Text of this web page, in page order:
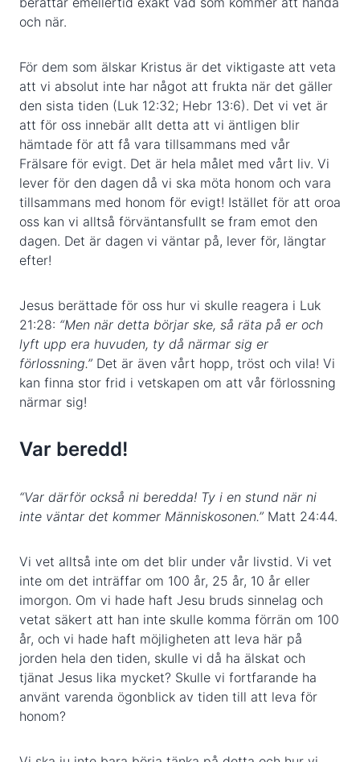
och när.
För dem som älskar Kristus är det viktigaste att veta
att vi absolut inte har något att frukta när det gäller
den sista tiden (Luk 12:32; Hebr 13:6). Det vi vet är
att för oss innebär allt detta att vi äntligen blir
hämtade för att få vara tillsammans med vår
Frälsare för evigt. Det är hela målet med vårt liv. Vi
lever för den dagen då vi ska möta honom och vara
tillsammans med honom för evigt! Istället för att oroa
oss kan vi alltså förväntansfullt se fram emot den
dagen. Det är dagen vi väntar på, lever för, längtar
efter!
Jesus berättade för oss hur vi skulle reagera i Luk
21:28: “Men när detta börjar ske, så räta på er och
lyft upp era huvuden, ty då närmar sig er
förlossning.” Det är även vårt hopp, tröst och vila! Vi
kan finna stor frid i vetskapen om att vår förlossning
närmar sig!
Var beredd!
“Var därför också ni beredda! Ty i en stund när ni
inte väntar det kommer Människosonen.” Matt 24:44.
Vi vet alltså inte om det blir under vår livstid. Vi vet
inte om det inträffar om 100 år, 25 år, 10 år eller
imorgon. Om vi hade haft Jesu bruds sinnelag och
vetat säkert att han inte skulle komma förrän om 100
år, och vi hade haft möjligheten att leva här på
jorden hela den tiden, skulle vi då ha älskat och
tjänat Jesus lika mycket? Skulle vi fortfarande ha
använt varenda ögonblick av tiden till att leva för
honom?